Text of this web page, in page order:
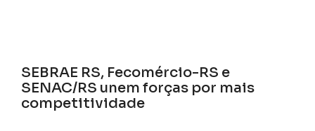
SEBRAE RS, Fecomércio-RS e
SENAC/RS unem forças por mais
competitividade